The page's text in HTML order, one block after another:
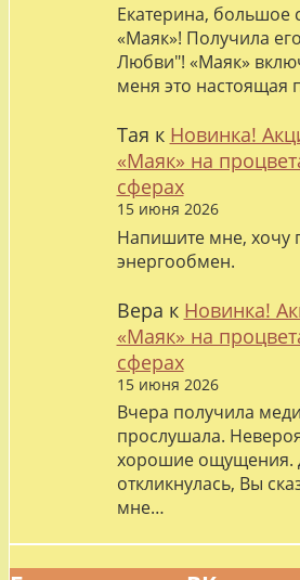
Екатерина, большое
«Маяк»! Получила
Любви"! «Маяк»
меня это настоящая
Тая к Новинка!
«Маяк» на
сферах
15 июня 2026
Напишите мне, хочу
энергообмен.
Вера к Новинка!
«Маяк» на
сферах
15 июня 2026
Вчера получила
прослушала.
хорошие ощущения.
откликнулась, Вы
мне…